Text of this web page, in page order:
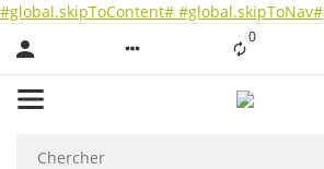
#global.skipToContent# #global.skipToNav#
0Liste ist leer